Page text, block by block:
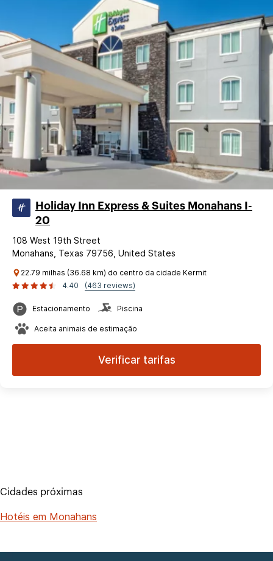
Holiday Inn Express & Suites Monahans I-
20
108 West 19th Street
Monahans, Texas 79756, United States
22.79 milhas (36.68 km) do centro da cidade Kermit
4.40
(463 reviews)
Estacionamento Piscina
Aceita animais de estimação
Verificar tarifas
Cidades próximas
Hotéis em Monahans